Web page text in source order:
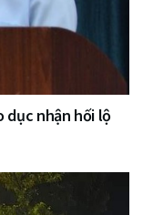
dục nhận hối lộ